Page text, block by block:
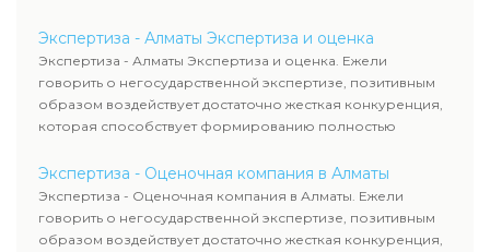
Экспертиза - Алматы Экспертиза и оценка
Экспертиза - Алматы Экспертиза и оценка. Ежели
говорить о негосударственной экспертизе, позитивным
образом воздействует достаточно жесткая конкуренция,
которая способствует формированию полностью
Экспертиза - Оценочная компания в Алматы
Экспертиза - Оценочная компания в Алматы. Ежели
говорить о негосударственной экспертизе, позитивным
образом воздействует достаточно жесткая конкуренция,